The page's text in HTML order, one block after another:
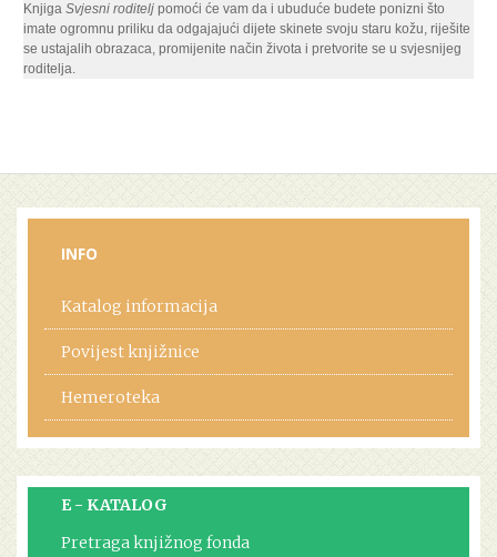
Knjiga Svjesni roditelj pomoći će vam da i ubuduće budete ponizni što
imate ogromnu priliku da odgajajući dijete skinete svoju staru kožu, riješite
se ustajalih obrazaca, promijenite način života i pretvorite se u svjesnijeg
roditelja.
INFO
Katalog informacija
Povijest knjižnice
Hemeroteka
E - KATALOG
Pretraga knjižnog fonda